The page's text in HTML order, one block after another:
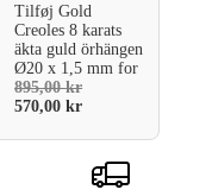
TilføjGold
Creoles 8 karats
äkta guld örhängen
Ø20 x 1,5 mmfor
895,00kr
570,00kr